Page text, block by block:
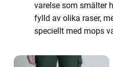
varelse som smälter
fylld av olika raser,
speciellt med mops
stora ögon smälter